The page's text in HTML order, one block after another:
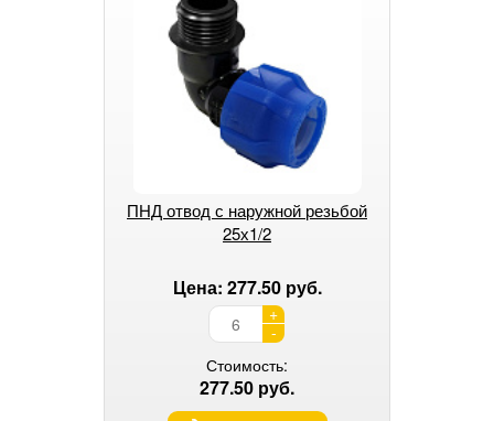
ПНД отвод с наружной резьбой
25х1/2
Цена: 277.50 руб.
+
-
Стоимость:
277.50 руб.